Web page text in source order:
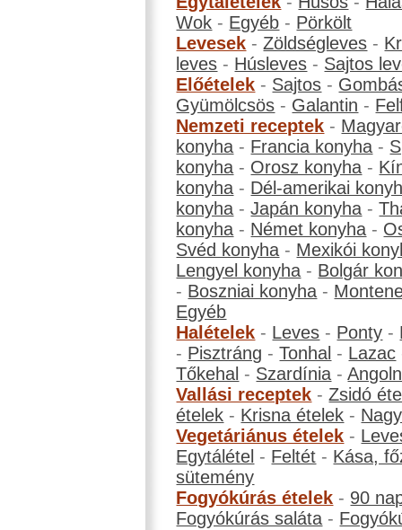
Wok - Egyéb - Pörkölt
Levesek -Zöldségleves -
leves - Húsleves - Sajtos
Előételek - Sajtos -
Gyümölcsös - Galantin -
Nemzeti receptek -
konyha - Francia konyha -
konyha - Orosz konyha -
konyha - Dél-amerikai
konyha -Japán konyha -
konyha - Német konyha -
Svéd konyha - Mexikói
Lengyel konyha - Bolgár
- Boszniai konyha -
Egyéb
Halételek - Leves - Ponty -
- Pisztráng -Tonhal - Lazac
Tőkehal - Szardínia -
Vallási receptek -Zsidó
ételek - Krisna ételek -
Vegetáriánus ételek -
Egytálétel - Feltét - Kása,
sütemény
Fogyókúrás ételek - 90
Fogyókúrás saláta -